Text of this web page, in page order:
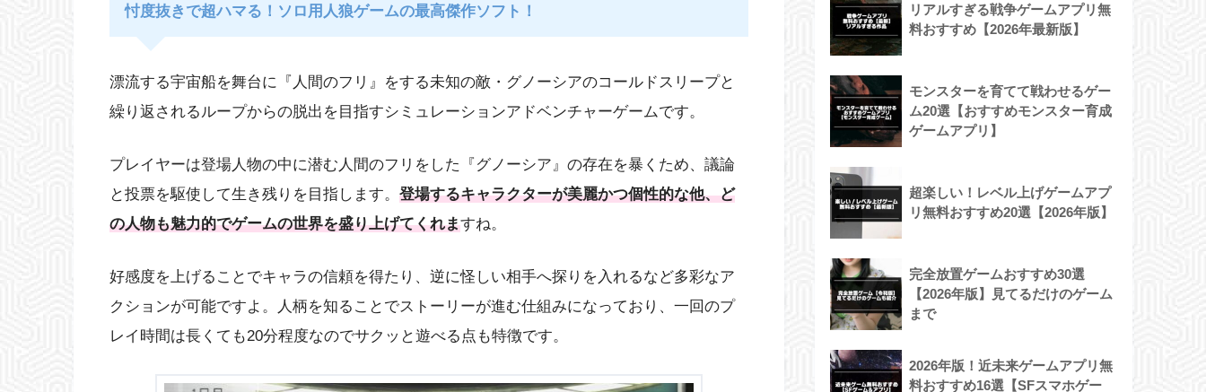
忖度抜きで超ハマる！ソロ用人狼ゲームの最高傑作ソフト！
漂流する宇宙船を舞台に『人間のフリ』をする未知の敵・グノーシアのコールドスリープと
繰り返されるループからの脱出を目指すシミュレーションアドベンチャーゲームです。
プレイヤーは登場人物の中に潜む人間のフリをした『グノーシア』の存在を暴くため、議論
と投票を駆使して生き残りを目指します。 登場するキャラクターが美麗かつ個性的な他、ど
の人物も魅力的でゲームの世界を盛り上げてくれますね。
好感度を上げることでキャラの信頼を得たり、逆に怪しい相手へ探りを入れるなど多彩なア
クションが可能ですよ。人柄を知ることでストーリーが進む仕組みになっており、一回のプ
レイ時間は長くても20分程度なのでサクッと遊べる点も特徴です。
リアルすぎる戦争ゲームアプリ無
料おすすめ【2026年最新版】
モンスターを育てて戦わせるゲー
ム20選【おすすめモンスター育成
ゲームアプリ】
超楽しい！レベル上げゲームアプ
リ無料おすすめ20選【2026年版】
完全放置ゲームおすすめ30選
【2026年版】見てるだけのゲーム
まで
2026年版！近未来ゲームアプリ無
料おすすめ16選【SFスマホゲー